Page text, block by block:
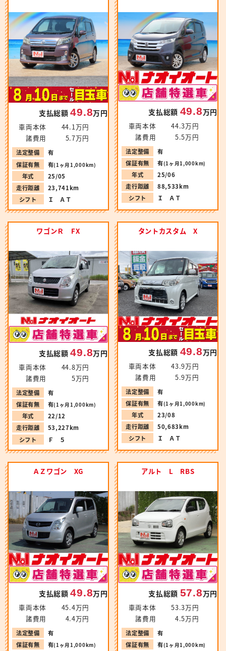
支払総額49.8万円
車両本体
44.1万円
諸費用
5.7万円
法定整備
有
保証有無
有(1ヶ月1,000km)
年式
25/05
走行距離
23,741km
シフト
Ｉ ＡＴ
支払総額 49.8万円
車両本体
44.3万円
諸費用
5.5万円
法定整備
有
保証有無
有(1ヶ月1,000km)
年式
25/06
走行距離
88,533km
シフト
Ｉ ＡＴ
ワゴンＲ FX
支払総額49.8万円
車両本体
44.8万円
諸費用
5万円
法定整備
有
保証有無
有(1ヶ月1,000km)
年式
22/12
走行距離
53,227km
シフト
Ｆ ５
タントカスタム X
支払総額 49.8万円
車両本体
43.9万円
諸費用
5.9万円
法定整備
有
保証有無
有(1ヶ月1,000km)
年式
23/08
走行距離
50,683km
シフト
Ｉ ＡＴ
ＡＺワゴン XG
支払総額49.8万円
車両本体
45.4万円
諸費用
4.4万円
法定整備
有
保証有無
有(1ヶ月1,000km)
アルト L RBS
支払総額 57.8万円
車両本体
53.3万円
諸費用
4.5万円
法定整備
有
保証有無
有(1ヶ月1,000km)